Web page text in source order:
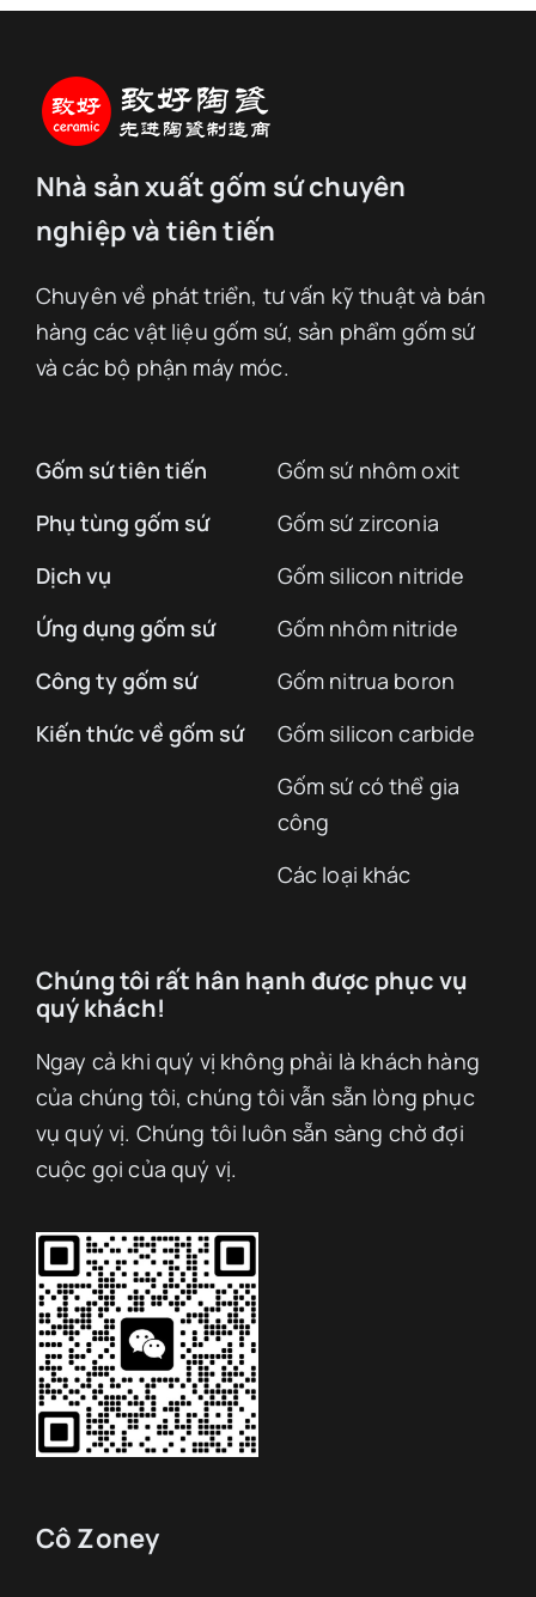
Nhà sản xuất gốm sứ chuyên
nghiệp và tiên tiến
Chuyên về phát triển, tư vấn kỹ thuật và bán
hàng các vật liệu gốm sứ, sản phẩm gốm sứ
và các bộ phận máy móc.
Gốm sứ tiên tiến
Phụ tùng gốm sứ
Dịch vụ
Ứng dụng gốm sứ
Công ty gốm sứ
Kiến thức về gốm sứ
Gốm sứ nhôm oxit
Gốm sứ zirconia
Gốm silicon nitride
Gốm nhôm nitride
Gốm nitrua boron
Gốm silicon carbide
Gốm sứ có thể gia
công
Các loại khác
Chúng tôi rất hân hạnh được phục vụ
quý khách!
Ngay cả khi quý vị không phải là khách hàng
của chúng tôi, chúng tôi vẫn sẵn lòng phục
vụ quý vị. Chúng tôi luôn sẵn sàng chờ đợi
cuộc gọi của quý vị.
Cô Zoney